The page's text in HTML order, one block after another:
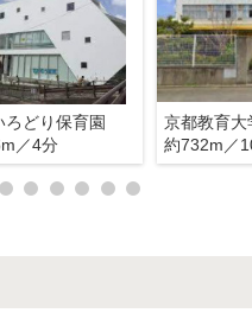
ろどり保育園
／4分
約732m／